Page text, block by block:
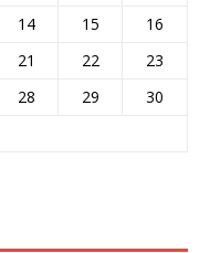
14 15
16
21 22
23
28 29
30